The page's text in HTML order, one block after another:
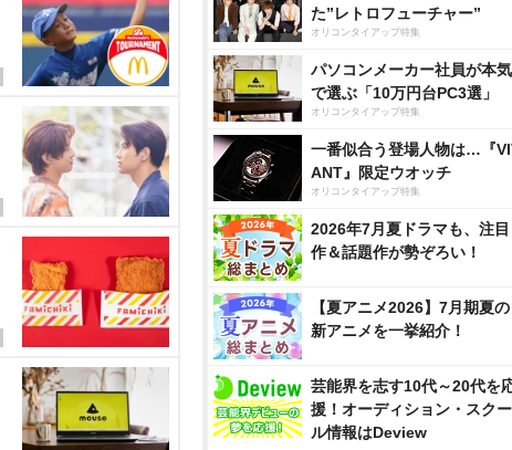
た”レトロフューチャー”
オリコンタイアップ特集
パソコンメーカー社員が本気
で選ぶ「10万円台PC3選」
オリコンタイアップ特集
一番似合う登場人物は…『
ANT』限定ウオッチ
オリコンタイアップ特集
2026年7月夏ドラマも、注目
作＆話題作が勢ぞろい！
【夏アニメ2026】7月期夏の
新アニメを一挙紹介！
芸能界を志す10代～20代を
援！オーディション・スクー
ル情報はDeview